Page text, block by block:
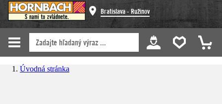
Bratislava - Ružinov
Úvodná stránka